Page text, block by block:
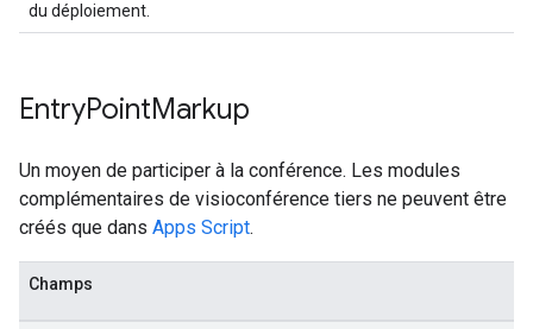
du déploiement.
EntryPointMarkup
Un moyen de participer à la conférence. Les modules
complémentaires de visioconférence tiers ne peuvent être
créés que dans Apps Script.
Champs